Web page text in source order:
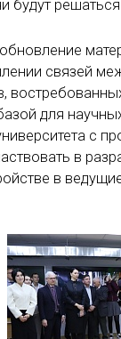
будут
связей
для
с
в
в